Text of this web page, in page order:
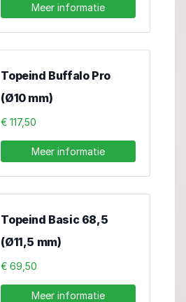
Meer informatie
Topeind Buffalo Pro
(Ø10 mm)
€ 117,50
Meer informatie
Topeind Basic 68,5
(Ø11,5 mm)
€ 69,50
Meer informatie